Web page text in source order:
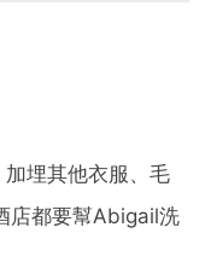
埋其他衣服、毛
店都要幫Abigail洗